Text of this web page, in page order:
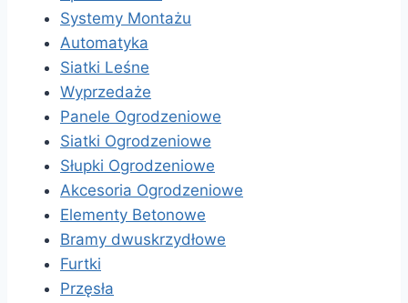
Systemy Montażu
Automatyka
Siatki Leśne
Wyprzedaże
Panele Ogrodzeniowe
Siatki Ogrodzeniowe
Słupki Ogrodzeniowe
Akcesoria Ogrodzeniowe
Elementy Betonowe
Bramy dwuskrzydłowe
Furtki
Przęsła